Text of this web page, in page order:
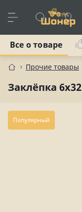
Прочие товары
Заклёпка 6х32
Все о товаре
Популярный